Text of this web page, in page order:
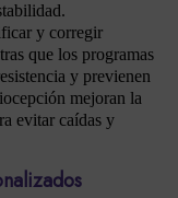
y corregir
que los programas
y previenen
mejoran la
evitar caídas y